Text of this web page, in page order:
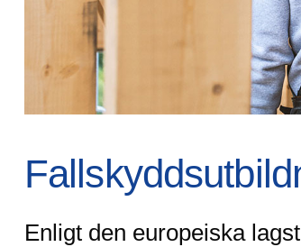
Enligt den europeiska